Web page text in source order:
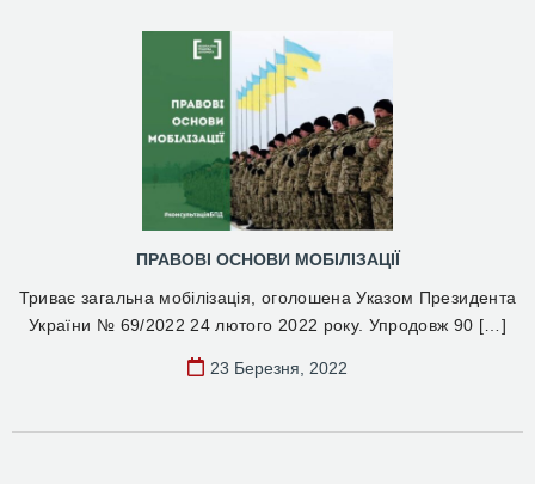
ПРАВОВІ ОСНОВИ МОБІЛІЗАЦІЇ
Триває загальна мобілізація, оголошена Указом Президента
України № 69/2022 24 лютого 2022 року. Упродовж 90 […]
23 Березня, 2022